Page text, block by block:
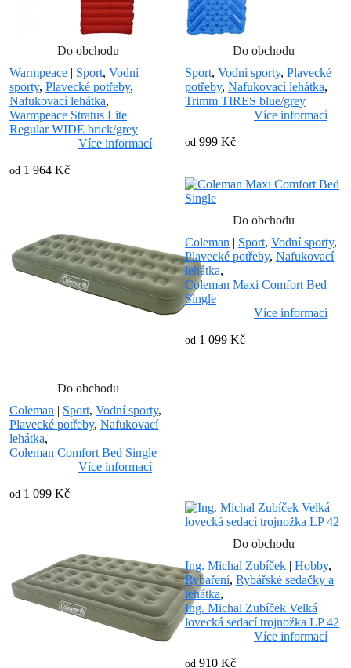
Do obchodu
Warmpeace | Sport, Vodní
sporty, Plavecké potřeby,
Nafukovací lehátka,
Warmpeace Stratus Lite
Regular WIDE brick/grey
Více informací
od 1 964 Kč
Do obchodu
Sport, Vodní sporty, Plavecké
potřeby, Nafukovací lehátka,
Trimm TIRES blue/grey
Více informací
od 999 Kč
Do obchodu
Coleman | Sport, Vodní sporty,
Plavecké potřeby, Nafukovací
lehátka,
Coleman Comfort Bed Single
Více informací
od 1 099 Kč
Do obchodu
Coleman | Sport, Vodní sporty,
Plavecké potřeby, Nafukovací
lehátka,
Coleman Maxi Comfort Bed
Single
Více informací
od 1 099 Kč
Do obchodu
Ing. Michal Zubíček | Hobby,
Rybaření, Rybářské sedačky a
lehátka,
Ing. Michal Zubíček Velká
lovecká sedací trojnožka LP 42
Více informací
od 910 Kč